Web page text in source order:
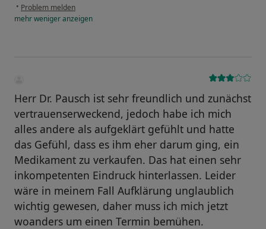
• Problem melden
mehrwenigeranzeigen
Herr Dr. Pausch ist sehr freundlich und zunächst
vertrauenserweckend, jedoch habe ich mich
alles andere als aufgeklärt gefühlt und hatte
das Gefühl, dass es ihm eher darum ging, ein
Medikament zu verkaufen. Das hat einen sehr
inkompetenten Eindruck hinterlassen. Leider
wäre in meinem Fall Aufklärung unglaublich
wichtig gewesen, daher muss ich mich jetzt
woanders um einen Termin bemühen.